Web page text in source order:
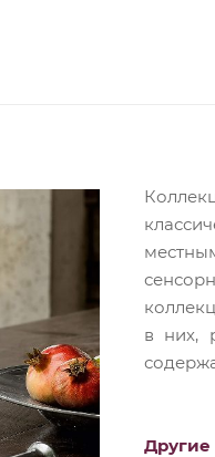
в них,